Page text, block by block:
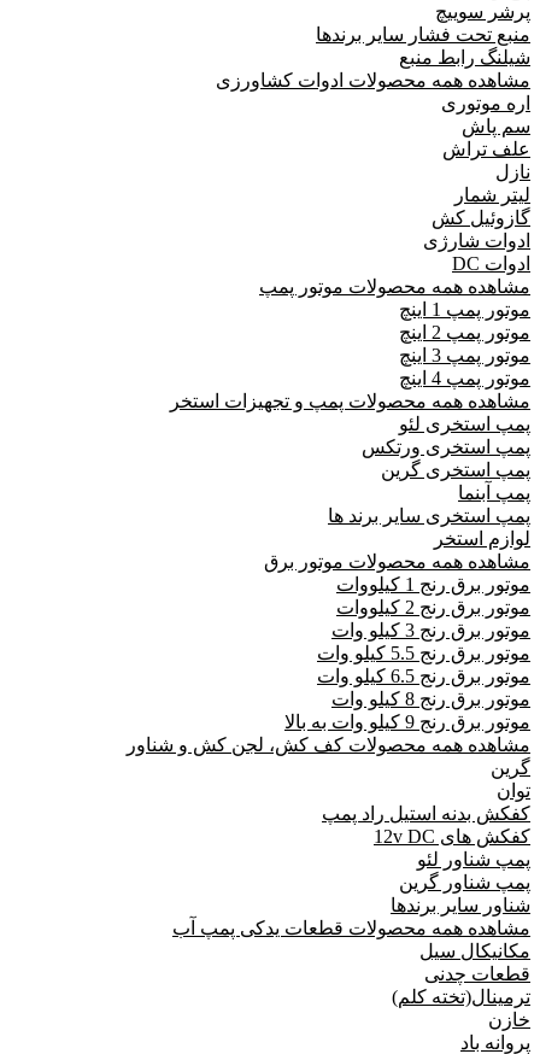
پرشر سوییچ
منبع تحت فشار سایر برندها
شیلنگ رابط منبع
مشاهده همه محصولات ادوات کشاورزی
اره موتوری
سم پاش
علف تراش
نازل
لیتر شمار
گازوئیل کش
ادوات شارژی
ادوات DC
مشاهده همه محصولات موتور پمپ
موتور پمپ 1 اینچ
موتور پمپ 2 اینچ
موتور پمپ 3 اینچ
موتور پمپ 4 اینچ
مشاهده همه محصولات پمپ و تجهیزات استخر
پمپ استخری لئو
پمپ استخری ورتکس
پمپ استخری گرین
پمپ آبنما
پمپ استخری سایر برند ها
لوازم استخر
مشاهده همه محصولات موتور برق
موتور برق رنج 1 کیلووات
موتور برق رنج 2 کیلووات
موتور برق رنج 3 کیلو وات
موتور برق رنج 5.5 کیلو وات
موتور برق رنج 6.5 کیلو وات
موتور برق رنج 8 کیلو وات
موتور برق رنج 9 کیلو وات به بالا
مشاهده همه محصولات کف کش، لجن کش و شناور
گرین
توان
کفکش بدنه استیل راد پمپ
کفکش های 12v DC
پمپ شناور لئو
پمپ شناور گرین
شناور سایر برندها
مشاهده همه محصولات قطعات یدکی پمپ آب
مکانیکال سیل
قطعات چدنی
ترمینال(تخته کلم)
خازن
پروانه باد